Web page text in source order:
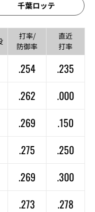
千葉ロッテ
打率/
防御率
直近
打率
.254
.235
.262
.000
.269
.150
.275
.250
.269
.300
.273
.278